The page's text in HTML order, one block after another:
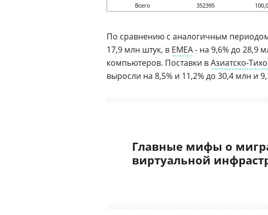
Всего
352395
По сравнению с аналогичным периодом
17,9 млн штук, в EMEA- на 9,6% до 28,9
компьютеров. Поставки вАзиатско-
выросли на 8,5% и 11,2% до 30,4 млн и
Главные мифы о
виртуальной